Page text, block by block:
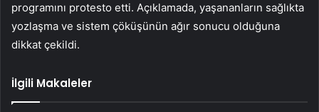
programını protesto etti. Açıklamada, yaşananların sağlıkta
yozlaşma ve sistem çöküşünün ağır sonucu olduğuna
dikkat çekildi.
İlgili Makaleler